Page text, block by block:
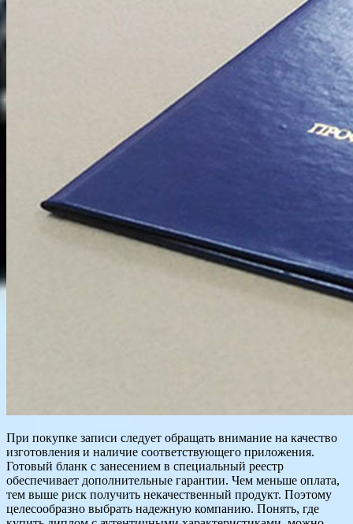
При покупке записи следует обращать внимание на качество
изготовления и наличие соответствующего приложения.
Готовый бланк с занесением в специальный реестр
обеспечивает дополнительные гарантии. Чем меньше оплата,
тем выше риск получить некачественный продукт. Поэтому
целесообразно выбрать надежную компанию. Понять, где